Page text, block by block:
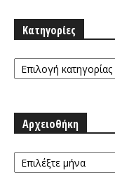
Κατηγορίες
Κατηγορίες
Αρχειοθήκη
Αρχειοθήκη